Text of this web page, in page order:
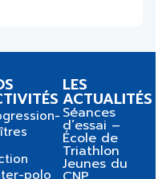
polo
LES
ACTUALITÉS
Séances
d’essai –
École de
Triathlon
Jeunes du